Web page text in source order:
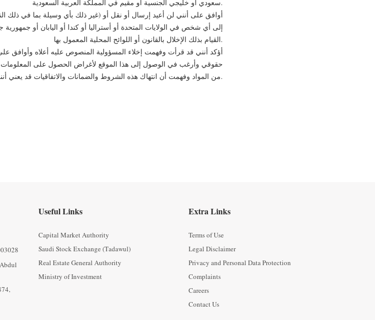
سعودي أو خليجي الجنسية أو مقيم في المملكة العربية السعودية.
أوافق على أنني لن أعيد إرسال أو نقل أو (غير ذلك بأي وسيلة بما في ذلك
إلى أي شخص في الولايات المتحدة أو أستراليا أو كندا أو اليابان أو
القيام بذلك الإخلال بالقانون أو اللوائح المحلية المعمول بها.
أؤكد أنني قد قرأت وفهمت إخلاء المسؤولية المنصوص عليه أعلاه وأوافق
حقوقي وأرغب في الوصول إلى هذا الموقع لأغراض الحصول على المعلومات
من المواد وفهمت أن انتهاك هذه الشروط والضمانات والاتفاقيات قد يعني أنني انتهكت القوانين أو اللوائح المعمول بها.
Useful Links
Capital Market Authority
Saudi Stock Exchange (Tadawul)
Real Estate General Authority
Ministry of Investment
Extra Links
Terms of Use
Legal Disclaimer
Privacy and Personal Data Protection
Complaints
Careers
Contact Us